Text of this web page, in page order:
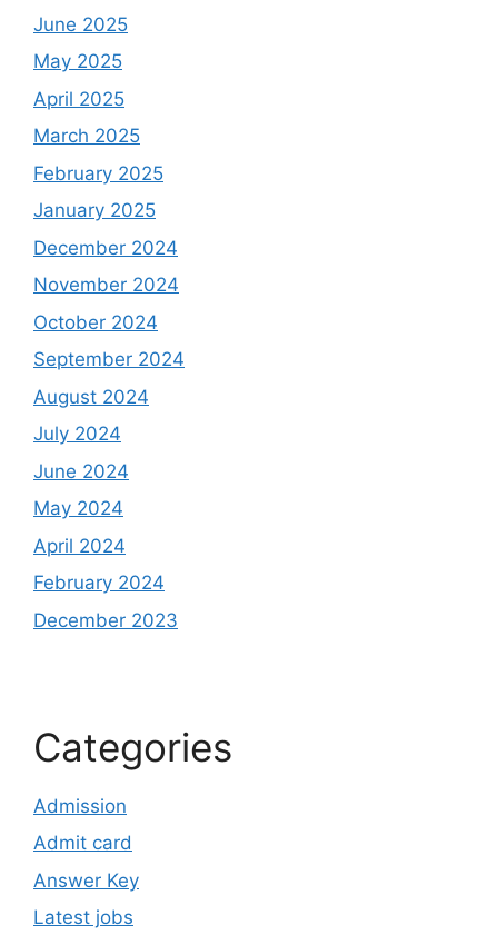
June 2025
May 2025
April 2025
March 2025
February 2025
January 2025
December 2024
November 2024
October 2024
September 2024
August 2024
July 2024
June 2024
May 2024
April 2024
February 2024
December 2023
Categories
Admission
Admit card
Answer Key
Latest jobs